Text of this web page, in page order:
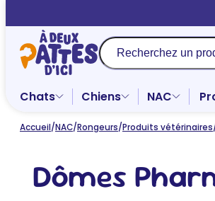
au
contenu
Recherche
Chats Chiens NAC
Accueil/NAC/Rongeurs/Produits vétérinaires
Dômes